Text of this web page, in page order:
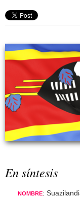
En síntesis
NOMBRE: